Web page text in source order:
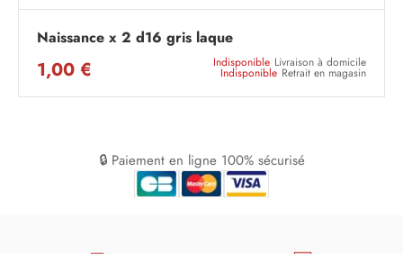
Naissance x 2 d16 gris laque
1,00 € Indisponible Livraison à domicile
Indisponible Retrait en magasin
🔒 Paiement en ligne 100% sécurisé